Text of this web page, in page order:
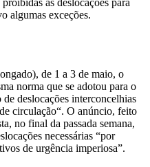
algumas exceções.
de 1 a 3 de maio, o
norma que se adotou para o
deslocações interconcelhias
circulação“. O anúncio, feito
no final da passada semana,
necessárias “por
de urgência imperiosa”.